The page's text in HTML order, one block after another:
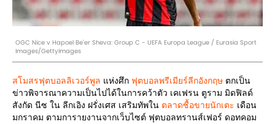
OGC Nice v Hapoel Be'er Sheva: Group C - UEFA Europa League / Eurasia Sport
Images/GettyImages
สโมสรฟุตบอลลิเวอร์พูล แห่งศึก ฟุตบอลพรีเมียร์ลีกอังกฤษ ตกเป็น
ข่าวพิจารณาความเป็นไปได้ในการคว้าตัว เคเฟรน ตูราม มิดฟิลด์
สังกัด นีซ ใน ลีกเอิง ฝรั่งเศส เสริมทัพใน ตลาดซื้อขายนักเตะ เดือน
มกราคม ตามการายงานจากเว็บไซต์ ฟุตบอลทรานส์เฟอร์ ดอทคอม